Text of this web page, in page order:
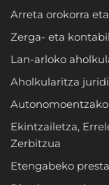
Arreta orokorra
Zerga- eta
Lan-arloko
Aholkularitza
Ekintzailetza,
Zerbitzua
Etengabeko